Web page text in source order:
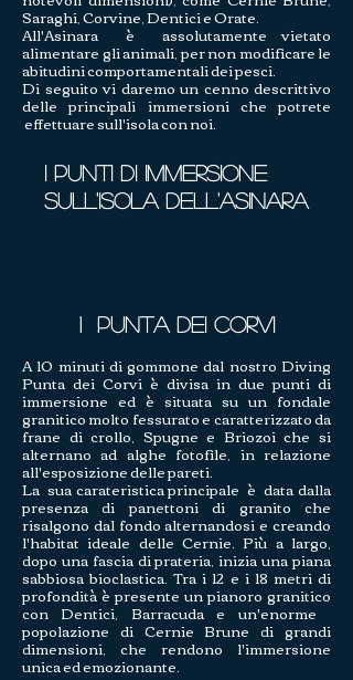
Saraghi, Corvine, Dentici e Orate.
All'Asinara è assolutamente vietato
alimentare gli animali, per non modificare le
abitudini comportamentali dei pesci.
Di seguito vi daremo un cenno descrittivo
delle principali immersioni che potrete
effettuare sull'isola con noi.
I punti di immersione
sull'Isola dell'Asinara
1 Punta dei Corvi
A 10 minuti di gommone dal nostro Diving
Punta dei Corvi è divisa in due punti di
immersione ed è situata su un fondale
granitico molto fessurato e caratterizzato da
frane di crollo, Spugne e Briozoi che si
alternano ad alghe fotofile, in relazione
all'esposizione delle pareti.
La sua carateristica principale è data dalla
presenza di panettoni di granito che
risalgono dal fondo alternandosi e creando
l'habitat ideale delle Cernie. Più a largo,
dopo una fascia di prateria, inizia una piana
sabbiosa bioclastica. Tra i 12 e i 18 metri di
profondità è presente un pianoro granitico
con Dentici, Barracuda e un'enorme
popolazione di Cernie Brune di grandi
dimensioni, che rendono l'immersione
unica ed emozionante.